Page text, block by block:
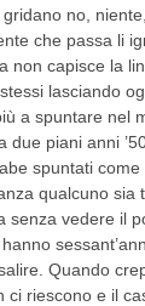
no,
che passa li
non capisce la
lasciando
a spuntare nel
due piani anni
spuntati come
qualcuno sia
senza vedere il
Quando
riescono e il